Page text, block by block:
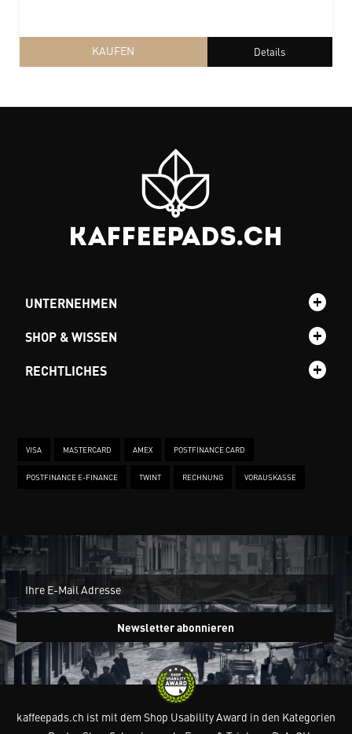
Details
KAUFEN
UNTERNEHMEN
SHOP & WISSEN
RECHTLICHES
VISA MASTERCARD AMEX POSTFINANCE CARD
POSTFINANCE E-FINANCE TWINT RECHNUNG VORAUSKASSE
Newsletter abonnieren
kaffeepads.ch ist mit dem Shop Usability Award in den Kategorien